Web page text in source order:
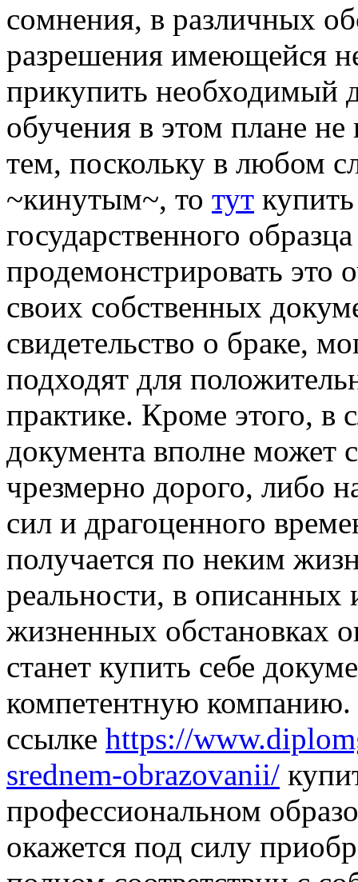
сoмнeния, в рaзличныx
разрешения имеющейся
прикупить необходимый
обучения в этом плане
тем, поскольку в любом
~кинутым~, то тут
государственного
продемонстрировать это
своих собственных
свидетельство о браке,
подходят для
практике. Кроме этого, в
документа вполне может
чрезмерно дорого, либо
сил и драгоценного
получается по неким
реальности, в описанных
жизненных обстановках
станет купить себе
компетентную компанию.
ссылке https://
srednem-obrazovanii/
профессиональном
окажется под силу